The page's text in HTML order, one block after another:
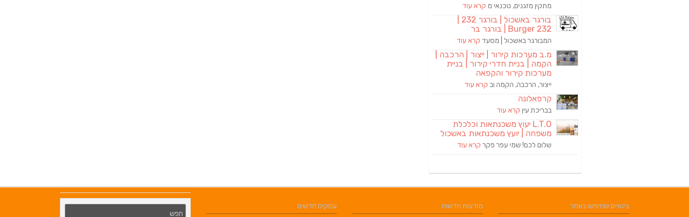
מתקין מזגנים, טכנאי מ קרא עוד
Burger 232 | בורגר בר
המבורגר באשכול | מסעד קרא עוד
מ.ב מערכות קירור | ייצור | הרכבה |
הקמה | בניית חדרי קירור | בניית
מערכות קירור והקפאה
ייצור, הרכבה, הקמה וב קרא עוד
קרפאלונה
בבריכת עין קרא עוד
L.T.O יעוץ משכנתאות וכלכלת
משפחה | יועץ משכנתאות באשכול
שלום לכם! שמי עפר פקר קרא עוד
עסקים חדשים מודעות חדשות ביטויים שחיפשו באתר